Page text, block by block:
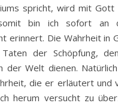
spricht, wird mit Gott
bin ich sofort an
erinnert. Die Wahrheit in
der Schöpfung,
der Welt dienen.
die er erläutert und
herum versucht zu